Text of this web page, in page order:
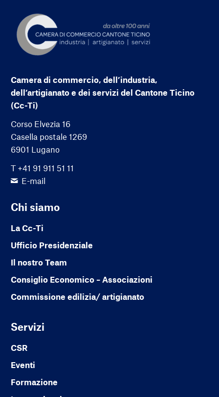
Camera di commercio, dell’industria,
dell’artigianato e dei servizi del Cantone Ticino
(Cc-Ti)
Corso Elvezia 16
Casella postale 1269
6901 Lugano
T +41 91 911 51 11
E-mail
Chi siamo
La Cc-Ti
Ufficio Presidenziale
Il nostro Team
Consiglio Economico – Associazioni
Commissione edilizia/ artigianato
Servizi
CSR
Eventi
Formazione